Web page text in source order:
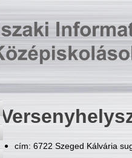
cím: 6722 Szeged Kálvária